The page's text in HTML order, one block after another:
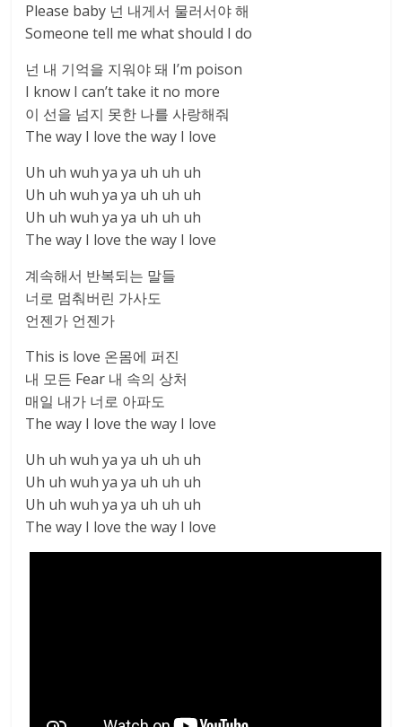
Please baby 넌 내게서 물러서야 해
Someone tell me what should I do
넌 내 기억을 지워야 돼 I’m poison
I know I can’t take it no more
이 선을 넘지 못한 나를 사랑해줘
The way I love the way I love
Uh uh wuh ya ya uh uh uh
Uh uh wuh ya ya uh uh uh
Uh uh wuh ya ya uh uh uh
The way I love the way I love
계속해서 반복되는 말들
너로 멈춰버린 가사도
언젠가 언젠가
This is love 온몸에 퍼진
내 모든 Fear 내 속의 상처
매일 내가 너로 아파도
The way I love the way I love
Uh uh wuh ya ya uh uh uh
Uh uh wuh ya ya uh uh uh
Uh uh wuh ya ya uh uh uh
The way I love the way I love